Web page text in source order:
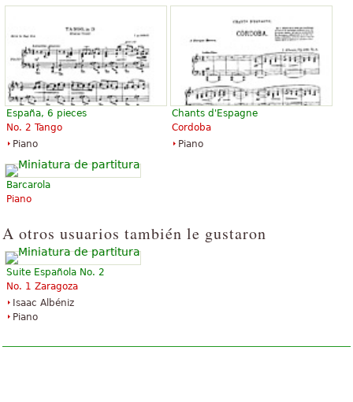
España, 6 pieces
No. 2 Tango
Piano
Chants d'Espagne
Cordoba
Piano
Barcarola
Piano
A otros usuarios también le gustaron
Suite Española No. 2
No. 1 Zaragoza
Isaac Albéniz
Piano